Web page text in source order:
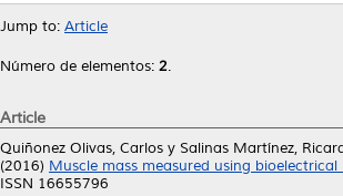
Jump to: Article
Número de elementos: 2.
Article
Quiñonez Olivas, Carlos y Salinas Martínez,
(2016) Muscle mass measured using
ISSN 16655796